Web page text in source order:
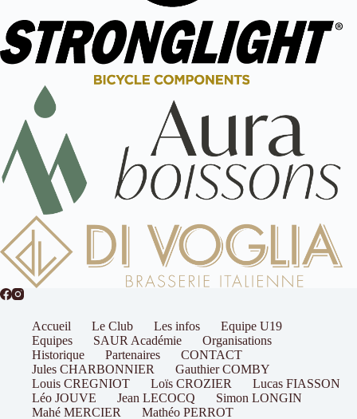
Accueil Le Club Les infos
Equipe U19
Equipes
SAUR Académie
Organisations
Historique
Partenaires
CONTACT
Jules CHARBONNIER
Gauthier COMBY
Louis CREGNIOT
Loïs CROZIER
Lucas FIASSON
Léo JOUVE
Jean LECOCQ
Simon LONGIN
Mahé MERCIER
Mathéo PERROT